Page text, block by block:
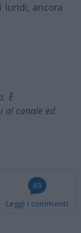
luridi, ancora
È
al canale ed
49
Leggi i commenti